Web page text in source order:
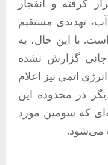
گرفته و انفجار
تهدیدی مستقیم
با این حال، به
جانی گزارش نشده
اتمی نیز اعلام
در محدوده این
که سومین مورد
می‌شود.